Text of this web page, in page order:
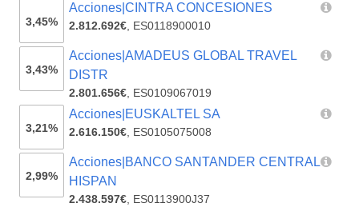
3,45%
Acciones|CINTRA CONCESIONES
2.812.692€, ES0118900010
3,43%
Acciones|AMADEUS GLOBAL TRAVEL
DISTR
2.801.656€, ES0109067019
3,21%
Acciones|EUSKALTEL SA
2.616.150€, ES0105075008
2,99%
Acciones|BANCO SANTANDER CENTRAL
HISPAN
2.438.597€, ES0113900J37